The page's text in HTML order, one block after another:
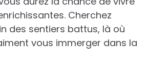
Cherchez
des sentiers battus, là où
vous immerger dans la